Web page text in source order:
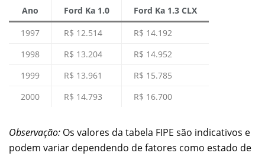
Ano Ford Ka 1.0
Ford Ka 1.3 CLX
1997
R$ 12.514
R$ 14.192
1998
R$ 13.204
R$ 14.952
1999
R$ 13.961
R$ 15.785
2000
R$ 14.793 R$ 16.700
Observação: Os valores da tabela FIPE são indicativos e
podem variar dependendo de fatores como estado de